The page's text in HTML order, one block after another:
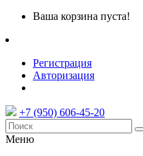
Ваша корзина пуста!
Регистрация
Авторизация
+7 (950) 606-45-20
Меню